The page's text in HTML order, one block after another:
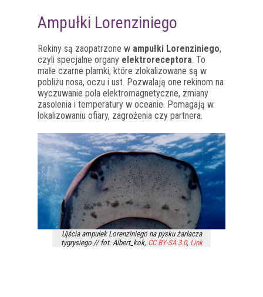
Ampułki Lorenziniego
Rekiny są zaopatrzone w ampułki Lorenziniego,
czyli specjalne organy elektroreceptora. To
małe czarne plamki, które zlokalizowane są w
pobliżu nosa, oczu i ust. Pozwalają one rekinom na
wyczuwanie pola elektromagnetyczne, zmiany
zasolenia i temperatury w oceanie. Pomagają w
lokalizowaniu ofiary, zagrożenia czy partnera.
Ujścia ampułek Lorenziniego na pysku żarłacza
tygrysiego // fot. Albert_kok, CC BY-SA 3.0, Link